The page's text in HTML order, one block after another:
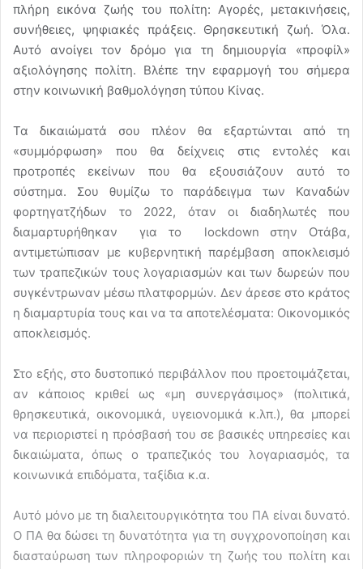
πλήρη εικόνα ζωής του πολίτη: Αγορές, μετακινήσεις,
συνήθειες, ψηφιακές πράξεις. Θρησκευτική ζωή. Όλα.
Αυτό ανοίγει τον δρόμο για τη δημιουργία «προφίλ»
αξιολόγησης πολίτη. Βλέπε την εφαρμογή του σήμερα
στην κοινωνική βαθμολόγηση τύπου Κίνας.
Τα δικαιώματά σου πλέον θα εξαρτώνται από τη
«συμμόρφωση» που θα δείχνεις στις εντολές και
προτροπές εκείνων που θα εξουσιάζουν αυτό το
σύστημα. Σου θυμίζω το παράδειγμα των Καναδών
φορτηγατζήδων το 2022, όταν οι διαδηλωτές που
διαμαρτυρήθηκαν για το lockdown στην Οτάβα,
αντιμετώπισαν με κυβερνητική παρέμβαση αποκλεισμό
των τραπεζικών τους λογαριασμών και των δωρεών που
συγκέντρωναν μέσω πλατφορμών. Δεν άρεσε στο κράτος
η διαμαρτυρία τους και να τα αποτελέσματα: Οικονομικός
αποκλεισμός.
Στο εξής, στο δυστοπικό περιβάλλον που προετοιμάζεται,
αν κάποιος κριθεί ως «μη συνεργάσιμος» (πολιτικά,
θρησκευτικά, οικονομικά, υγειονομικά κ.λπ.), θα μπορεί
να περιοριστεί η πρόσβασή του σε βασικές υπηρεσίες και
δικαιώματα, όπως ο τραπεζικός του λογαριασμός, τα
κοινωνικά επιδόματα, ταξίδια κ.α.
Αυτό μόνο με τη διαλειτουργικότητα του ΠΑ είναι δυνατό.
Ο ΠΑ θα δώσει τη δυνατότητα για τη συγχρονοποίηση και
διασταύρωση των πληροφοριών τη ζωής του πολίτη και